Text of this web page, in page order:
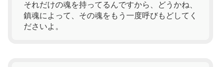
それだけの魂を持ってるんですから、どうかね、
鎮魂によって、その魂をもう一度呼びもどしてく
ださいよ。